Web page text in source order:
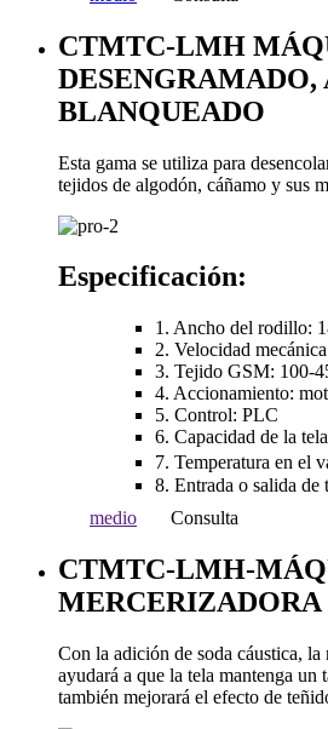
CTMTC-LMH
DESENGRAMADO,
BLANQUEADO
Esta gama se utiliza para
tejidos de algodón, cáñamo y sus
Especificación:
1. Ancho del rodillo:
2. Velocidad
3. Tejido GSM: 100-
4. Accionamiento:
5. Control: PLC
6. Capacidad de la
7. Temperatura en el
8. Entrada o salida de
medio
Consulta
CTMTC-LMH-
MERCERIZADORA
Con la adición de soda cáustica, la
ayudará a que la tela mantenga un
también mejorará el efecto de